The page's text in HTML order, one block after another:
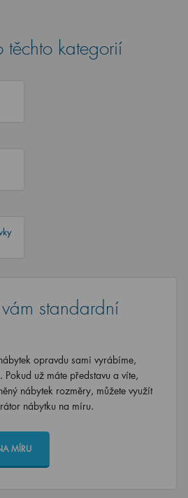
těchto kategorií
standardní
opravdu sami vyrábíme,
Pokud už máte představu a víte,
nábytek rozměry, můžete využít
nábytku na míru.
MÍRU